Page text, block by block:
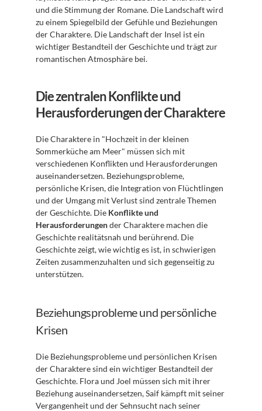
und die Stimmung der Romane. Die Landschaft wird
zu einem Spiegelbild der Gefühle und Beziehungen
der Charaktere. Die Landschaft der Insel ist ein
wichtiger Bestandteil der Geschichte und trägt zur
romantischen Atmosphäre bei.
Die zentralen Konflikte und
Herausforderungen der Charaktere
Die Charaktere in "Hochzeit in der kleinen
Sommerküche am Meer" müssen sich mit
verschiedenen Konflikten und Herausforderungen
auseinandersetzen. Beziehungsprobleme,
persönliche Krisen, die Integration von Flüchtlingen
und der Umgang mit Verlust sind zentrale Themen
der Geschichte. Die Konflikte und
Herausforderungen der Charaktere machen die
Geschichte realitätsnah und berührend. Die
Geschichte zeigt, wie wichtig es ist, in schwierigen
Zeiten zusammenzuhalten und sich gegenseitig zu
unterstützen.
Beziehungsprobleme und persönliche
Krisen
Die Beziehungsprobleme und persönlichen Krisen
der Charaktere sind ein wichtiger Bestandteil der
Geschichte. Flora und Joel müssen sich mit ihrer
Beziehung auseinandersetzen, Saif kämpft mit seiner
Vergangenheit und der Sehnsucht nach seiner